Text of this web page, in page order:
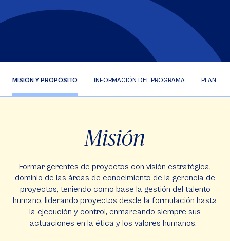
MISIÓN Y PROPÓSITO INFORMACIÓN DEL PROGRAMA PLAN DE
Misión
Formar gerentes de proyectos con visión estratégica,
dominio de las áreas de conocimiento de la gerencia de
proyectos, teniendo como base la gestión del talento
humano, liderando proyectos desde la formulación hasta
la ejecución y control, enmarcando siempre sus
actuaciones en la ética y los valores humanos.